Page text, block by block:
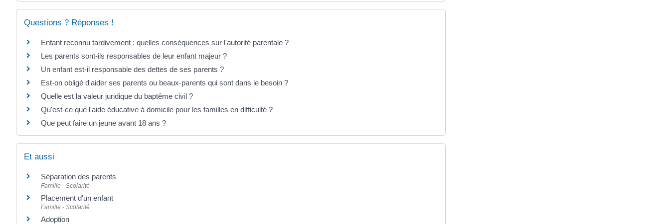
Questions ? Réponses !
Enfant reconnu tardivement : quelles conséquences sur l'autorité parentale ?
Les parents sont-ils responsables de leur enfant majeur ?
Un enfant est-il responsable des dettes de ses parents ?
Est-on obligé d'aider ses parents ou beaux-parents qui sont dans le besoin ?
Quelle est la valeur juridique du baptême civil ?
Qu'est-ce que l'aide éducative à domicile pour les familles en difficulté ?
Que peut faire un jeune avant 18 ans ?
Et aussi
Séparation des parents
Famille - Scolarité
Placement d'un enfant
Famille - Scolarité
Adoption